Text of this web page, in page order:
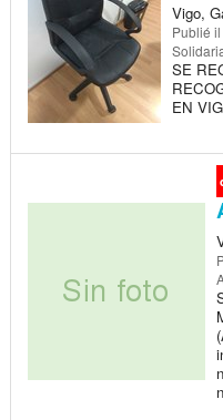
Vigo,
Publié il
SE
EN